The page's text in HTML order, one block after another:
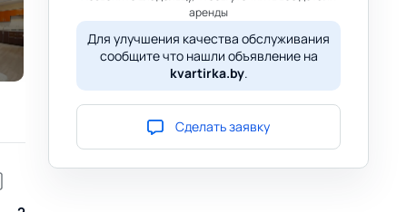
аренды
Для улучшения качества обслуживания
сообщите что нашли объявление на
kvartirka.by.
Сделать заявку